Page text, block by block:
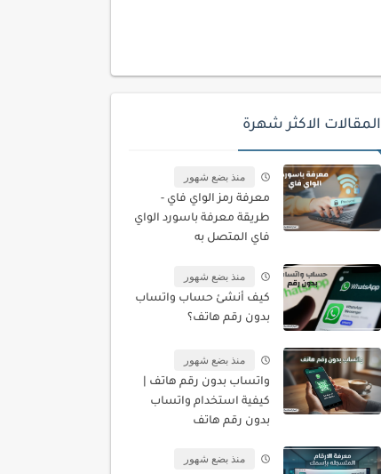
المقالات الاكثر شهرة
منذ بضع شهور
معرفة رمز الواي فاي -
طريقة معرفة باسورد الواي
فاي المتصل به
منذ بضع شهور
كيف أنشئ حساب واتساب
بدون رقم هاتف؟
منذ بضع شهور
واتساب بدون رقم هاتف |
كيفية استخدام واتساب
بدون رقم هاتف
منذ بضع شهور